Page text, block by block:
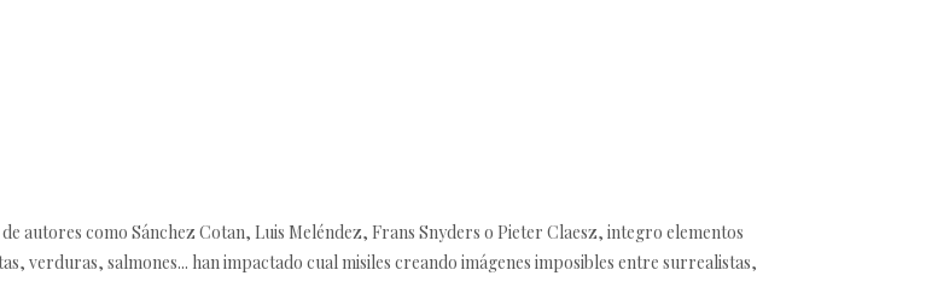
autores como Sánchez Cotan, Luis Meléndez, Frans Snyders o Pieter Claesz, integro elementos
verduras, salmones... han impactado cual misiles creando imágenes imposibles entre surrealistas,